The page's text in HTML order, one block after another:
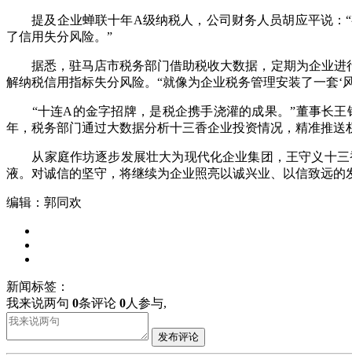
提及企业蝉联十年A级纳税人，公司财务人员胡应平说：“
了信用失分风险。”
据悉，驻马店市税务部门借助税收大数据，定期为企业进
解纳税信用指标失分风险。“就像为企业税务管理安装了一套
“十连A的金字招牌，是税企携手浇灌的成果。”董事长王
年，税务部门通过大数据分析十三香企业投资情况，精准推
从家庭作坊逐步发展壮大为现代化企业集团，王守义十三
液。对诚信的坚守，将继续为企业照亮以诚兴业、以信致远的
编辑：郭同欢
新闻标签：
我来说两句 0条评论 0人参与,
发布评论